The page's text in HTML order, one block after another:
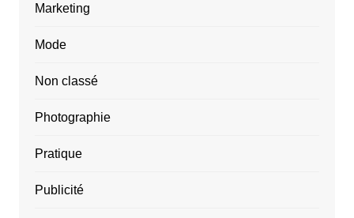
Marketing
Mode
Non classé
Photographie
Pratique
Publicité